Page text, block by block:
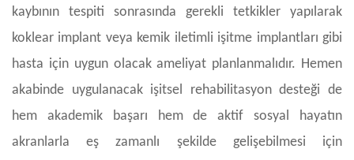
kaybının tespiti sonrasında gerekli tetkikler yapılarak
koklear implant veya kemik iletimli işitme implantları gibi
hasta için uygun olacak ameliyat planlanmalıdır. Hemen
akabinde uygulanacak işitsel rehabilitasyon desteği de
hem akademik başarı hem de aktif sosyal hayatın
akranlarla eş zamanlı şekilde gelişebilmesi için